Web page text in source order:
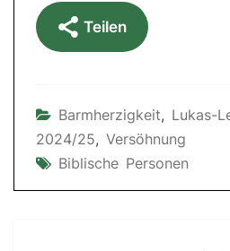
Teilen
Barmherzigkeit, Lukas-
2024/25, Versöhnung
Biblische Personen